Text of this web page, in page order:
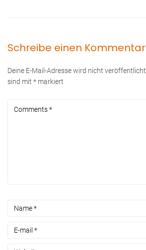
Schreibe einen Kommentar
Deine E-Mail-Adresse wird nicht veröffentlicht.
sind mit * markiert